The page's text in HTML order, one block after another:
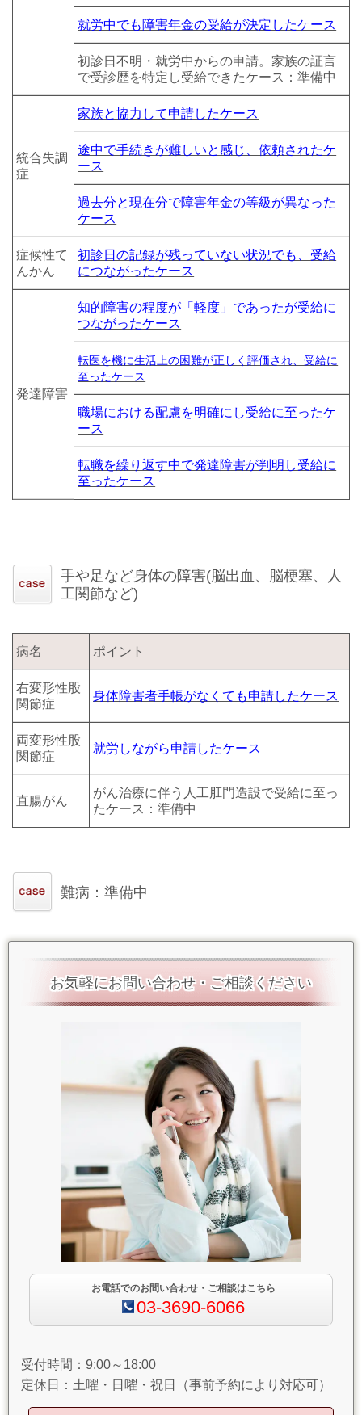
就労中でも障害年金の受給が決定したケース
初診日不明・就労中からの申請。家族の証言
で受診歴を特定し受給できたケース：準備中
統合失調
症
家族と協力して申請したケース
途中で手続きが難しいと感じ、依頼されたケ
ース
過去分と現在分で障害年金の等級が異なった
ケース
症候性て
んかん
初診日の記録が残っていない状況でも、受給
につながったケース
発達障害
知的障害の程度が「軽度」であったが受給に
つながったケース
転医を機に生活上の困難が正しく評価され、受給に
至ったケース
職場における配慮を明確にし受給に至ったケ
ース
転職を繰り返す中で発達障害が判明し受給に
至ったケース
手や足など身体の障害(脳出血、脳梗塞、人
工関節など)
病名 ポイント
右変形性股
関節症
身体障害者手帳がなくても申請したケース
両変形性股
関節症
就労しながら申請したケース
直腸がん
がん治療に伴う人工肛門造設で受給に至っ
たケース：準備中
難病：準備中
お気軽にお問い合わせ・ご相談ください
お電話でのお問い合わせ・ご相談はこちら
03-3690-6066
受付時間：9:00～18:00
定休日：土曜・日曜・祝日（事前予約により対応可）